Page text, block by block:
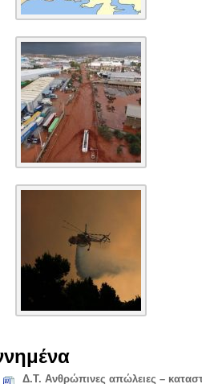
Δ.Τ. Ανθρώπινες απώλειες –